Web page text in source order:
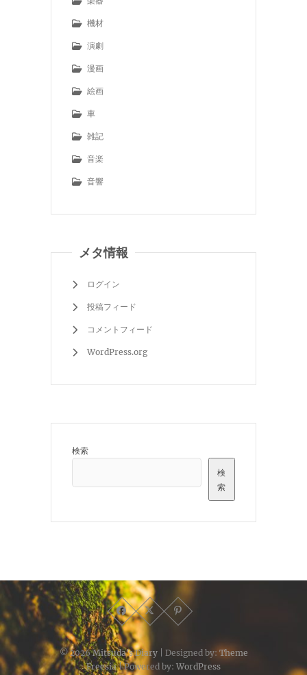
機材
演劇
漫画
絵画
車
雑記
音楽
音響
メタ情報
ログイン
投稿フィード
コメントフィード
WordPress.org
検索
検
索
© 2026Mitsuda's Diary| Designed by: Theme
Freesia| Powered by: WordPress